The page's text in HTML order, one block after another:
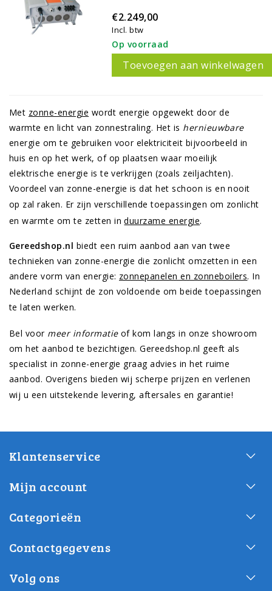
€2.249,00
Incl. btw
Op voorraad
Toevoegen aan winkelwagen
Met zonne-energie wordt energie opgewekt door de
warmte en licht van zonnestraling. Het is hernieuwbare
energie om te gebruiken voor elektriciteit bijvoorbeeld in
huis en op het werk, of op plaatsen waar moeilijk
elektrische energie is te verkrijgen (zoals zeiljachten).
Voordeel van zonne-energie is dat het schoon is en nooit
op zal raken. Er zijn verschillende toepassingen om zonlicht
en warmte om te zetten induurzame energie.
Gereedshop.nl biedt een ruim aanbod aan van twee
technieken van zonne-energie die zonlicht omzetten in een
andere vorm van energie: zonnepanelen en zonneboilers. In
Nederland schijnt de zon voldoende om beide toepassingen
te laten werken.
Bel voor meer informatieof kom langs in onze showroom
om het aanbod te bezichtigen. Gereedshop.nl geeft als
specialist in zonne-energie graag advies in het ruime
aanbod. Overigens bieden wij scherpe prijzen en verlenen
wij u een uitstekende levering, aftersales en garantie!
Klantenservice
Mijn account
Categorieën
Contactgegevens
Volg ons